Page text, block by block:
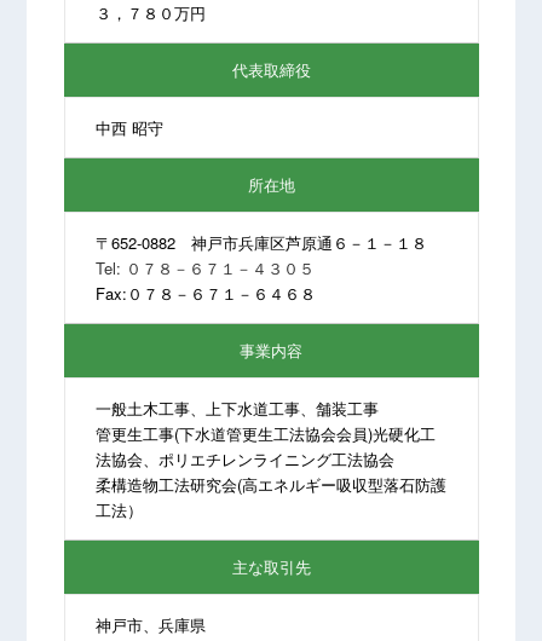
３，７８０万円
代表取締役
中西 昭守
所在地
〒652-0882 神戸市兵庫区芦原通６－１－１８
Tel: ０７８－６７１－４３０５
Fax:０７８－６７１－６４６８
事業内容
一般土木工事、上下水道工事、舗装工事
管更生工事(下水道管更生工法協会会員)光硬化工
法協会、ポリエチレンライニング工法協会
柔構造物工法研究会(高エネルギー吸収型落石防護
工法）
主な取引先
神戸市、兵庫県